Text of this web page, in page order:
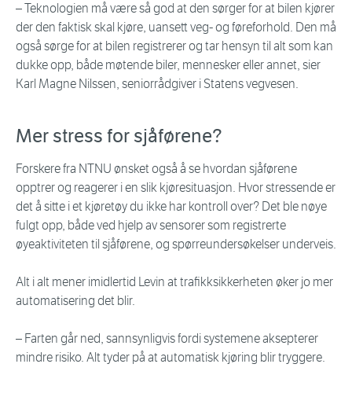
– Teknologien må være så god at den sørger for at bilen kjører
der den faktisk skal kjøre, uansett veg- og føreforhold. Den må
også sørge for at bilen registrerer og tar hensyn til alt som kan
dukke opp, både møtende biler, mennesker eller annet, sier
Karl Magne Nilssen, seniorrådgiver i Statens vegvesen.
Mer stress for sjåførene?
Forskere fra NTNU ønsket også å se hvordan sjåførene
opptrer og reagerer i en slik kjøresituasjon. Hvor stressende er
det å sitte i et kjøretøy du ikke har kontroll over? Det ble nøye
fulgt opp, både ved hjelp av sensorer som registrerte
øyeaktiviteten til sjåførene, og spørreundersøkelser underveis.
Alt i alt mener imidlertid Levin at trafikksikkerheten øker jo mer
automatisering det blir.
– Farten går ned, sannsynligvis fordi systemene aksepterer
mindre risiko. Alt tyder på at automatisk kjøring blir tryggere.